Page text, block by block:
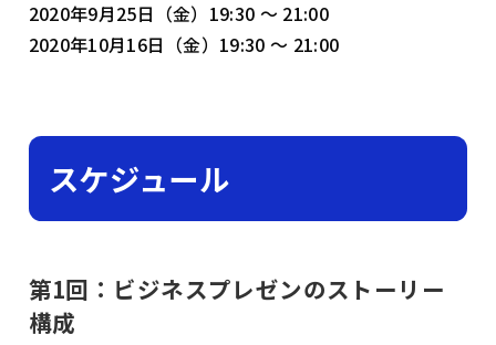
2020年9月25日（金）19:30 ～ 21:00
2020年10月16日（金）19:30 ～ 21:00
スケジュール
第1回：ビジネスプレゼンのストーリー
構成